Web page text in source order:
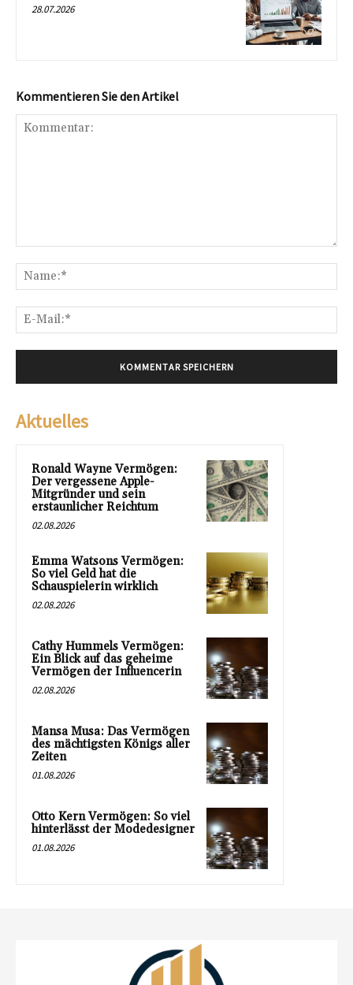
28.07.2026
Kommentieren Sie den Artikel
Aktuelles
Ronald Wayne Vermögen:
Der vergessene Apple-
Mitgründer und sein
erstaunlicher Reichtum
02.08.2026
Emma Watsons Vermögen:
So viel Geld hat die
Schauspielerin wirklich
02.08.2026
Cathy Hummels Vermögen:
Ein Blick auf das geheime
Vermögen der Influencerin
02.08.2026
Mansa Musa: Das Vermögen
des mächtigsten Königs aller
Zeiten
01.08.2026
Otto Kern Vermögen: So viel
hinterlässt der Modedesigner
01.08.2026